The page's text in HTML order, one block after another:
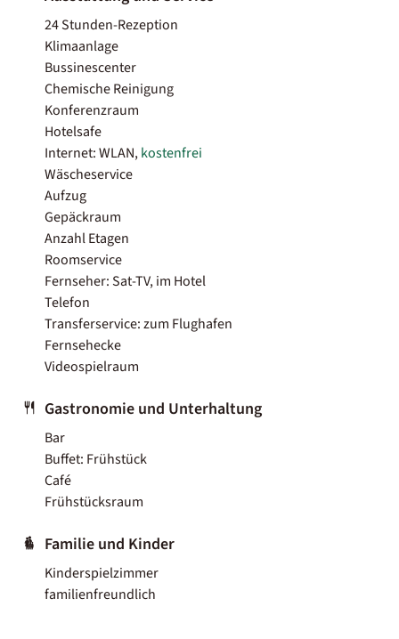
24 Stunden-Rezeption
Klimaanlage
Bussinescenter
Chemische Reinigung
Konferenzraum
Hotelsafe
Internet: WLAN,kostenfrei
Wäscheservice
Aufzug
Gepäckraum
Anzahl Etagen
Roomservice
Fernseher: Sat-TV, im Hotel
Telefon
Transferservice: zum Flughafen
Fernsehecke
Videospielraum
Gastronomie und Unterhaltung
Bar
Buffet: Frühstück
Café
Frühstücksraum
Familie und Kinder
Kinderspielzimmer
familienfreundlich